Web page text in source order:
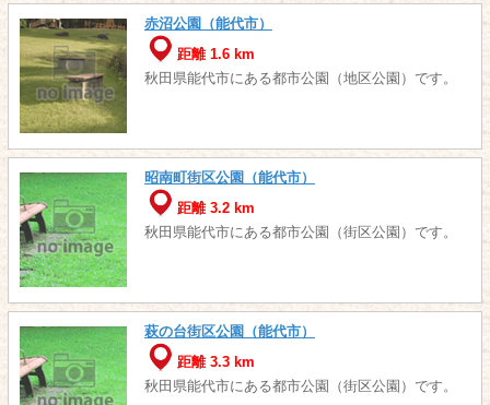
赤沼公園（能代市）
距離 1.6 km
秋田県能代市にある都市公園（地区公園）です。
昭南町街区公園（能代市）
距離 3.2 km
秋田県能代市にある都市公園（街区公園）です。
萩の台街区公園（能代市）
距離 3.3 km
秋田県能代市にある都市公園（街区公園）です。